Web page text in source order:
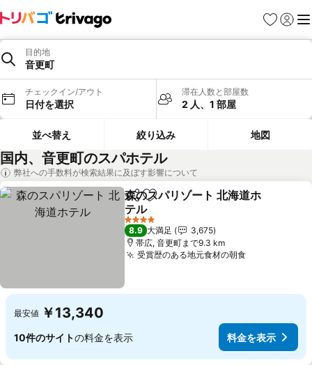
お気に入り
ログイ
メ
目的地
音更町
チェックイン/アウト
日付を選択
滞在人数と部屋数
2 人、1 部屋
並べ替え 絞り込み 地図
国内、音更町のスパホテル
弊社への手数料が検索結果に及ぼす影響について
シェアお気に入りに追加
森のスパリゾート 北海道ホ
テル
料金を表示
4 ホテルのランク
8.9 大満足
3,675
帯広, 音更町まで9.3 km
受賞歴のある地元食材の朝食料金を表示
最安値 ￥13,340
10件のサイトの料金を表示 料金を表示